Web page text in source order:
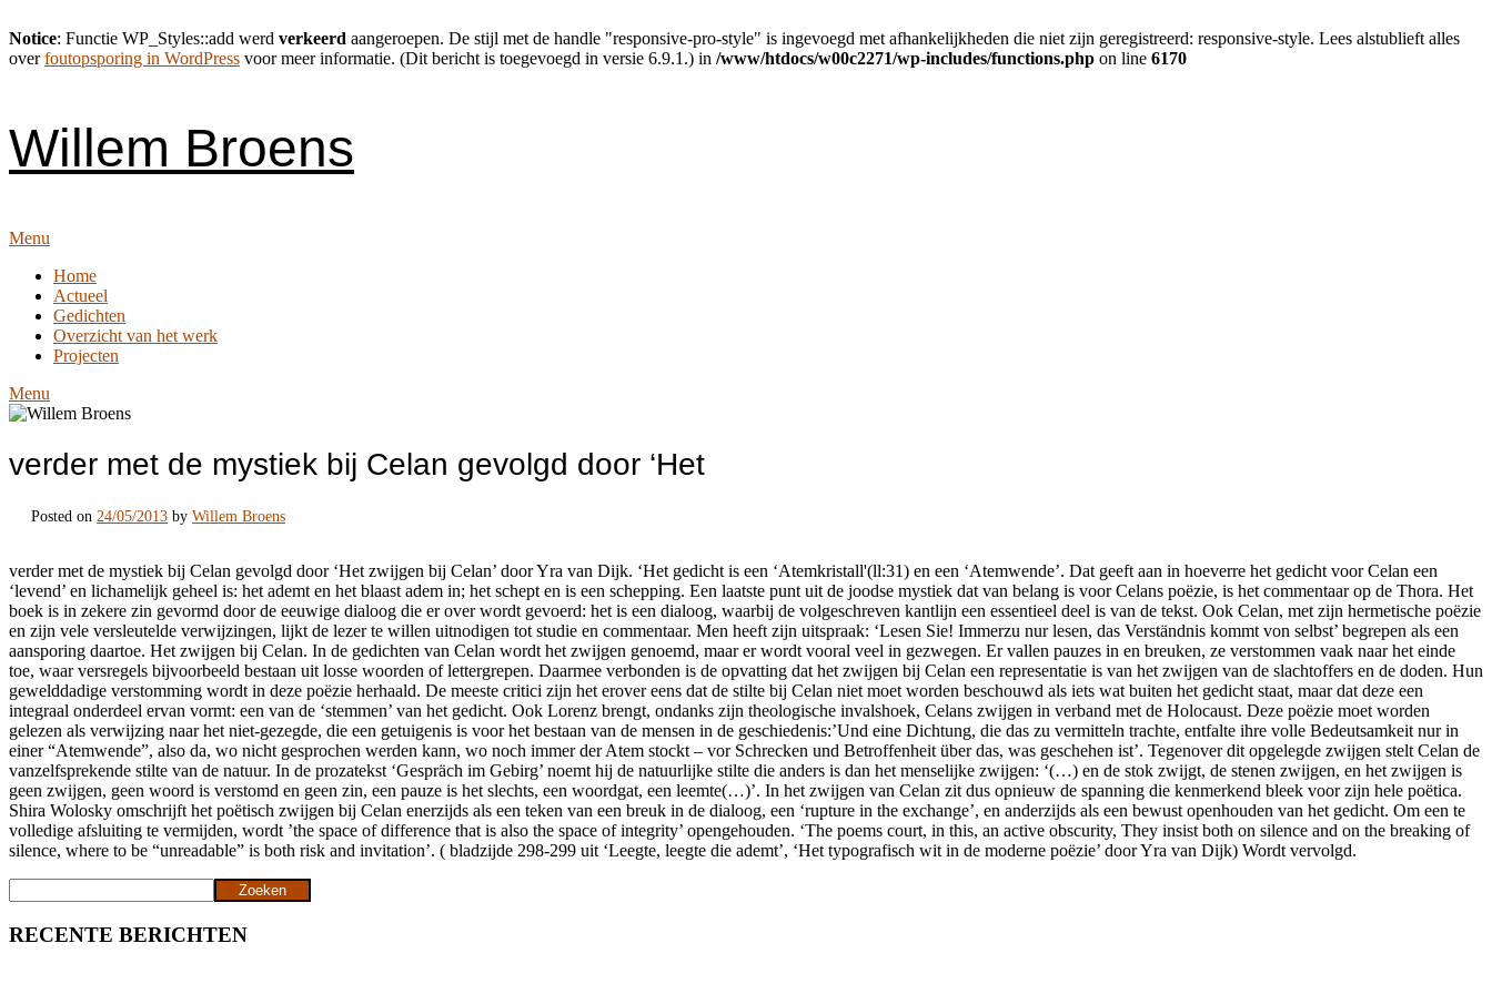
Notice: Functie WP_Styles::add werd verkeerd aangeroepen. De stijl met de handle "responsive-pro-style" is ingevoegd met afhankelijkheden die niet zijn geregistreerd: responsive-style. Lees alstublieft alles
overfoutopsporing in WordPress voor meer informatie. (Dit bericht is toegevoegd in versie 6.9.1.) in /www/htdocs/w00c2271/wp-includes/functions.php on line 6170
Willem Broens
Menu
Home
Actueel
Gedichten
Overzicht van het werk
Projecten
Menu
verder met de mystiek bij Celan gevolgd door ‘Het
Posted on 24/05/2013 by Willem Broens
verder met de mystiek bij Celan gevolgd door ‘Het zwijgen bij Celan’ door Yra van Dijk. ‘Het gedicht is een ‘Atemkristall'(ll:31) en een ‘Atemwende’. Dat geeft aan in hoeverre het gedicht voor Celan een
‘levend’ en lichamelijk geheel is: het ademt en het blaast adem in; het schept en is een schepping. Een laatste punt uit de joodse mystiek dat van belang is voor Celans poëzie, is het commentaar op de Thora. Het
boek is in zekere zin gevormd door de eeuwige dialoog die er over wordt gevoerd: het is een dialoog, waarbij de volgeschreven kantlijn een essentieel deel is van de tekst. Ook Celan, met zijn hermetische poëzie
en zijn vele versleutelde verwijzingen, lijkt de lezer te willen uitnodigen tot studie en commentaar. Men heeft zijn uitspraak: ‘Lesen Sie! Immerzu nur lesen, das Verständnis kommt von selbst’ begrepen als een
aansporing daartoe. Het zwijgen bij Celan. In de gedichten van Celan wordt het zwijgen genoemd, maar er wordt vooral veel in gezwegen. Er vallen pauzes in en breuken, ze verstommen vaak naar het einde
toe, waar versregels bijvoorbeeld bestaan uit losse woorden of lettergrepen. Daarmee verbonden is de opvatting dat het zwijgen bij Celan een representatie is van het zwijgen van de slachtoffers en de doden. Hun
gewelddadige verstomming wordt in deze poëzie herhaald. De meeste critici zijn het erover eens dat de stilte bij Celan niet moet worden beschouwd als iets wat buiten het gedicht staat, maar dat deze een
integraal onderdeel ervan vormt: een van de ‘stemmen’ van het gedicht. Ook Lorenz brengt, ondanks zijn theologische invalshoek, Celans zwijgen in verband met de Holocaust. Deze poëzie moet worden
gelezen als verwijzing naar het niet-gezegde, die een getuigenis is voor het bestaan van de mensen in de geschiedenis:’Und eine Dichtung, die das zu vermitteln trachte, entfalte ihre volle Bedeutsamkeit nur in
einer “Atemwende”, also da, wo nicht gesprochen werden kann, wo noch immer der Atem stockt – vor Schrecken und Betroffenheit über das, was geschehen ist’. Tegenover dit opgelegde zwijgen stelt Celan de
vanzelfsprekende stilte van de natuur. In de prozatekst ‘Gespräch im Gebirg’ noemt hij de natuurlijke stilte die anders is dan het menselijke zwijgen: ‘(…) en de stok zwijgt, de stenen zwijgen, en het zwijgen is
geen zwijgen, geen woord is verstomd en geen zin, een pauze is het slechts, een woordgat, een leemte(…)’. In het zwijgen van Celan zit dus opnieuw de spanning die kenmerkend bleek voor zijn hele poëtica.
Shira Wolosky omschrijft het poëtisch zwijgen bij Celan enerzijds als een teken van een breuk in de dialoog, een ‘rupture in the exchange’, en anderzijds als een bewust openhouden van het gedicht. Om een te
volledige afsluiting te vermijden, wordt ’the space of difference that is also the space of integrity’ opengehouden. ‘The poems court, in this, an active obscurity, They insist both on silence and on the breaking of
silence, where to be “unreadable” is both risk and invitation’. ( bladzijde 298-299 uit ‘Leegte, leegte die ademt’, ‘Het typografisch wit in de moderne poëzie’ door Yra van Dijk) Wordt vervolgd.
Zoeken
RECENTE BERICHTEN